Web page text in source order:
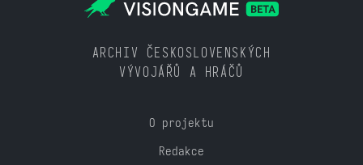
ARCHIV ČESKOSLOVENSKÝCH
VÝVOJÁŘŮ A HRÁČŮ
O projektu
Redakce